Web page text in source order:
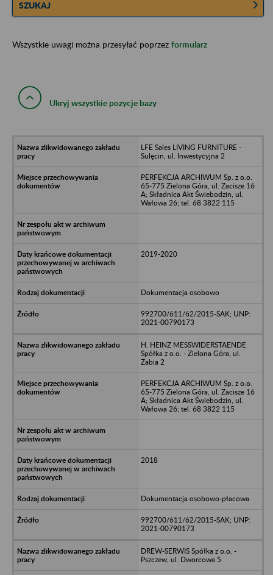
SZUKAJ
Wszystkie uwagi można przesyłać poprzez formularz
Ukryj wszystkie pozycje bazy
LFE Sales LIVING FURNITURE -
Sulęcin, ul. Inwestycyjna 2
PERFEKCJA ARCHIWUM Sp. z o.o.
65-775 Zielona Góra, ul. Zacisze 16
A; Składnica Akt Świebodzin, ul.
Wałowa 26; tel. 68 3822 115
2019-2020
Dokumentacja osobowo
992700/611/62/2015-SAK; UNP:
2021-00790173
H. HEINZ MESSWIDERSTAENDE
Spółka z o.o. - Zielona Góra, ul.
Żabia 2
PERFEKCJA ARCHIWUM Sp. z o.o.
65-775 Zielona Góra, ul. Zacisze 16
A; Składnica Akt Świebodzin, ul.
Wałowa 26; tel. 68 3822 115
2018
Dokumentacja osobowo-płacowa
992700/611/62/2015-SAK; UNP:
2021-00790173
DREW-SERWIS Spółka z o.o. -
Pszczew, ul. Dworcowa 5